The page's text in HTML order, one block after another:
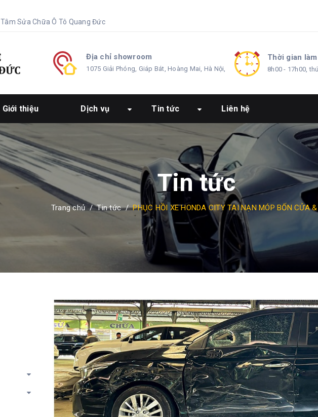
Sửa Chữa Ô Tô Quang Đức
Địa chỉ showroom
1075 Giải Phóng, Giáp Bát, Hoàng Mai, Hà Nội,
Thời gian
8h00 - 17h00,
Giới thiệu Dịch vụ Tin tức Liên hệ
Tin tức
Trang chủ / Tin tức / PHỤC HỒI XE HONDA CITY TAI NẠN MÓP BỐN CỬA